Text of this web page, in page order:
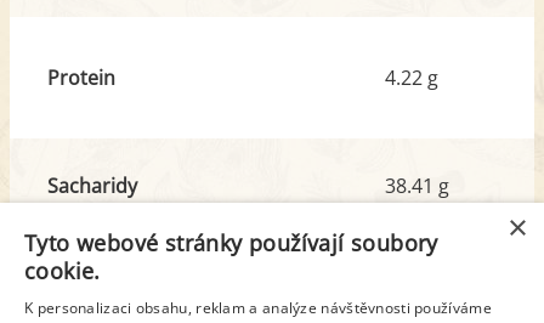
Protein 4.22 g
Sacharidy
z toho cukr
38.41 g
19.11 g
Tuk
14.45 g
×
Tyto webové stránky používají soubory
cookie.
K personalizaci obsahu, reklam a analýze návštěvnosti používáme